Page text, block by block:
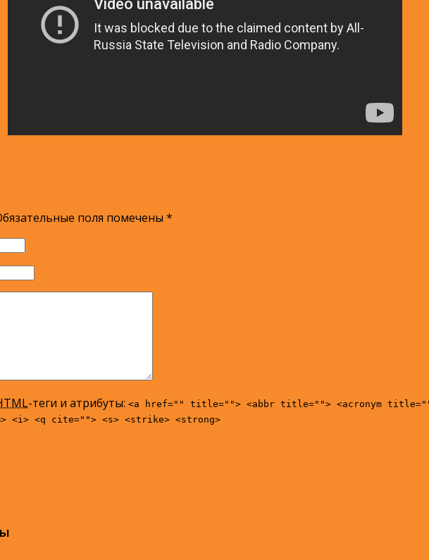
поля помечены *
-теги и атрибуты: <a href="" title=""> <abbr title=""> <acronym
<i> <q cite=""> <s> <strike> <strong>